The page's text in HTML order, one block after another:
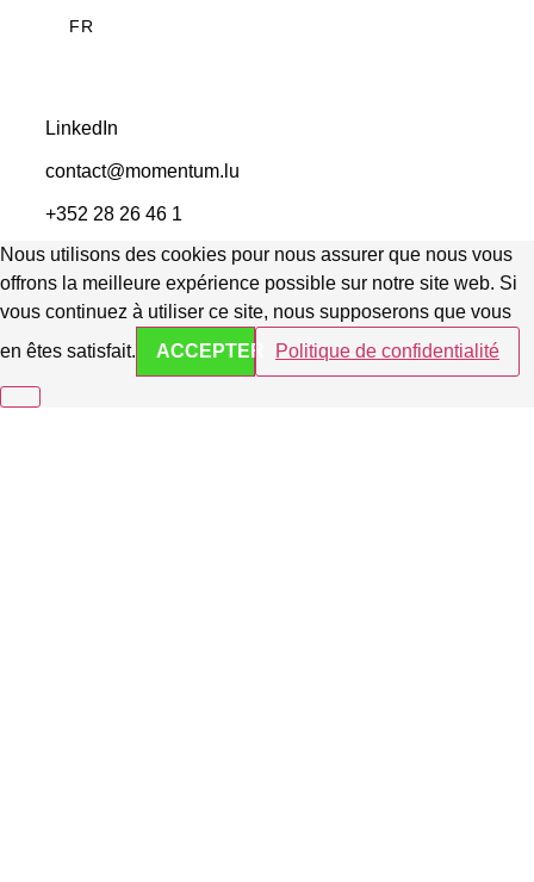
FR
LinkedIn
contact@momentum.lu
+352 28 26 46 1
Nous utilisons des cookies pour nous assurer que nous vous
offrons la meilleure expérience possible sur notre site web. Si
vous continuez à utiliser ce site, nous supposerons que vous
en êtes satisfait.
ACCEPTER Politique de confidentialité